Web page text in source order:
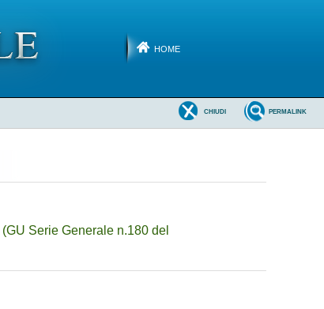
HOME
PERMALINK
CHIUDI
(GU Serie Generale n.180 del